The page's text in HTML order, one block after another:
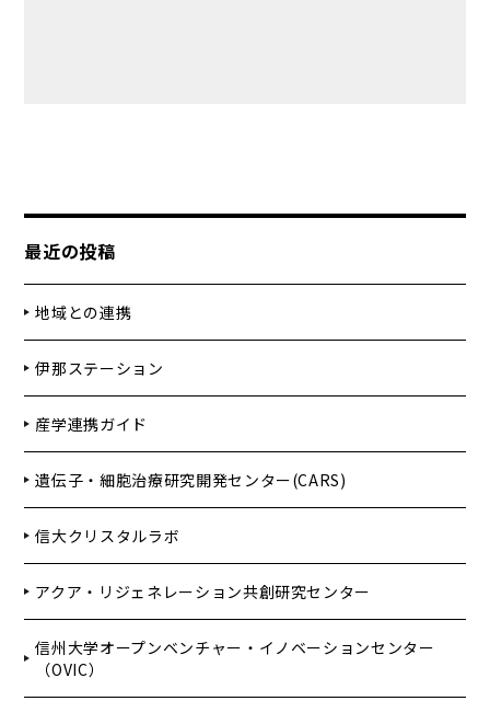
最近の投稿
地域との連携
伊那ステーション
産学連携ガイド
遺伝子・細胞治療研究開発センター(CARS)
信大クリスタルラボ
アクア・リジェネレーション共創研究センター
信州大学オープンベンチャー・イノベーションセンター
（OVIC）